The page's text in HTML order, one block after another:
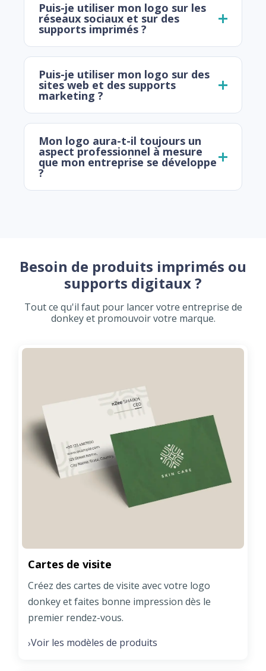
Puis-je utiliser mon logo sur les
réseaux sociaux et sur des
supports imprimés ?
Puis-je utiliser mon logo sur des
sites web et des supports
marketing ?
Mon logo aura-t-il toujours un
aspect professionnel à mesure
que mon entreprise se développe
?
Besoin de produits imprimés ou
supports digitaux ?
Tout ce qu'il faut pour lancer votre entreprise de
donkey et promouvoir votre marque.
Cartes de visite
Créez des cartes de visite avec votre logo
donkey et faites bonne impression dès le
premier rendez-vous.
›Voir les modèles de produits